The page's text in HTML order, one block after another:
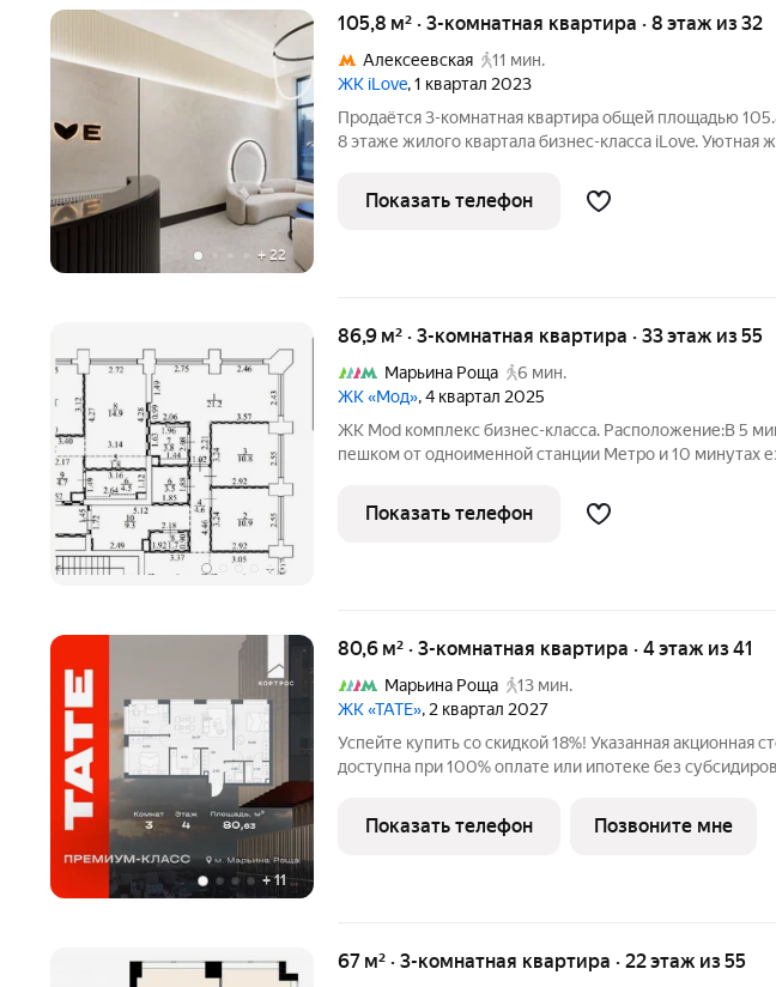
+ 22
105,8 м² · 3-комнатная квартира · 8 этаж из 32
Алексеевская
11 мин.
ЖК iLove, 1 квартал 2023
Продаётся 3-комнатная квартира общей площадью
8 этаже жилого квартала бизнес-класса iLove. Уютная
холлом и коридором. В квартире предусмотрены 2
помещение
Показать телефон
+ 6
86,9 м² · 3-комнатная квартира · 33 этаж из 55
Марьина Роща
6 мин.
ЖК «Мод», 4 квартал 2025
ЖК Mod комплекс бизнес-класса. Расположение:В 5 минутах
пешком от одноименной станции Метро и 10 минутах
в 10 минутах пешком. Ипотека под ключ надёжно и выгодно.Мы
помогаем
Показать телефон
+11
80,6 м² · 3-комнатная квартира · 4 этаж из 41
Марьина Роща
13 мин.
ЖК «ТАТЕ», 2 квартал 2027
Успейте купить со скидкой 18%! Указанная акционная
доступна при 100% оплате или ипотеке без
площадью 80.63 м2 с предчистовой отделкой в ЖК
класса
Показать телефон Позвоните мне
67 м² · 3-комнатная квартира · 22 этаж из 55